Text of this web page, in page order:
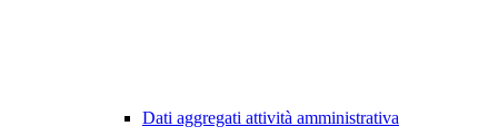
Dati aggregati attività amministrativa